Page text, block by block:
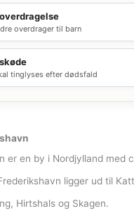
overdrager til barn
tinglyses efter dødsfald
er en by i Nordjylland med
ligger ud til
Hirtshals og Skagen.